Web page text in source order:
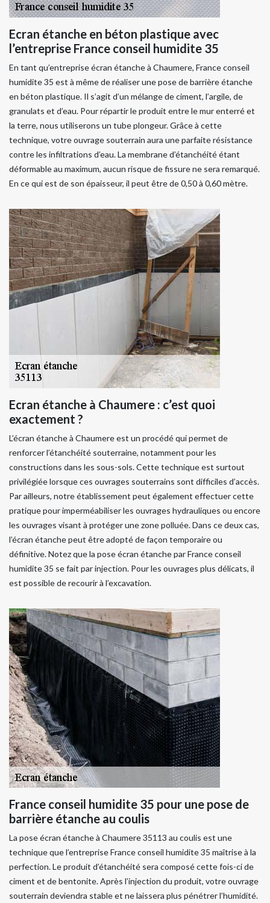
Ecran étanche en béton plastique avec
l’entreprise France conseil humidite 35
En tant qu’entreprise écran étanche à Chaumere, France conseil
humidite 35 est à même de réaliser une pose de barrière étanche
en béton plastique. Il s’agit d’un mélange de ciment, l’argile, de
granulats et d’eau. Pour répartir le produit entre le mur enterré et
la terre, nous utiliserons un tube plongeur. Grâce à cette
technique, votre ouvrage souterrain aura une parfaite résistance
contre les infiltrations d’eau. La membrane d’étanchéité étant
déformable au maximum, aucun risque de fissure ne sera remarqué.
En ce qui est de son épaisseur, il peut être de 0,50 à 0,60 mètre.
Ecran étanche à Chaumere : c’est quoi
exactement ?
L’écran étanche à Chaumere est un procédé qui permet de
renforcer l’étanchéité souterraine, notamment pour les
constructions dans les sous-sols. Cette technique est surtout
privilégiée lorsque ces ouvrages souterrains sont difficiles d’accès.
Par ailleurs, notre établissement peut également effectuer cette
pratique pour imperméabiliser les ouvrages hydrauliques ou encore
les ouvrages visant à protéger une zone polluée. Dans ce deux cas,
l’écran étanche peut être adopté de façon temporaire ou
définitive. Notez que la pose écran étanche par France conseil
humidite 35 se fait par injection. Pour les ouvrages plus délicats, il
est possible de recourir à l’excavation.
France conseil humidite 35 pour une pose de
barrière étanche au coulis
La pose écran étanche à Chaumere 35113 au coulis est une
technique que l’entreprise France conseil humidite 35 maîtrise à la
perfection. Le produit d’étanchéité sera composé cette fois-ci de
ciment et de bentonite. Après l’injection du produit, votre ouvrage
souterrain deviendra stable et ne laissera plus pénétrer l’humidité.